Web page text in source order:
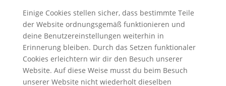
Einige Cookies stellen sicher, dass bestimmte Teile
der Website ordnungsgemäß funktionieren und
deine Benutzereinstellungen weiterhin in
Erinnerung bleiben. Durch das Setzen funktionaler
Cookies erleichtern wir dir den Besuch unserer
Website. Auf diese Weise musst du beim Besuch
unserer Website nicht wiederholt dieselben